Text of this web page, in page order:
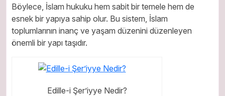
Böylece, İslam hukuku hem sabit bir temele hem de
esnek bir yapıya sahip olur. Bu sistem, İslam
toplumlarının inanç ve yaşam düzenini düzenleyen
önemli bir yapı taşıdır.
Edille-i Şer’iyye Nedir?